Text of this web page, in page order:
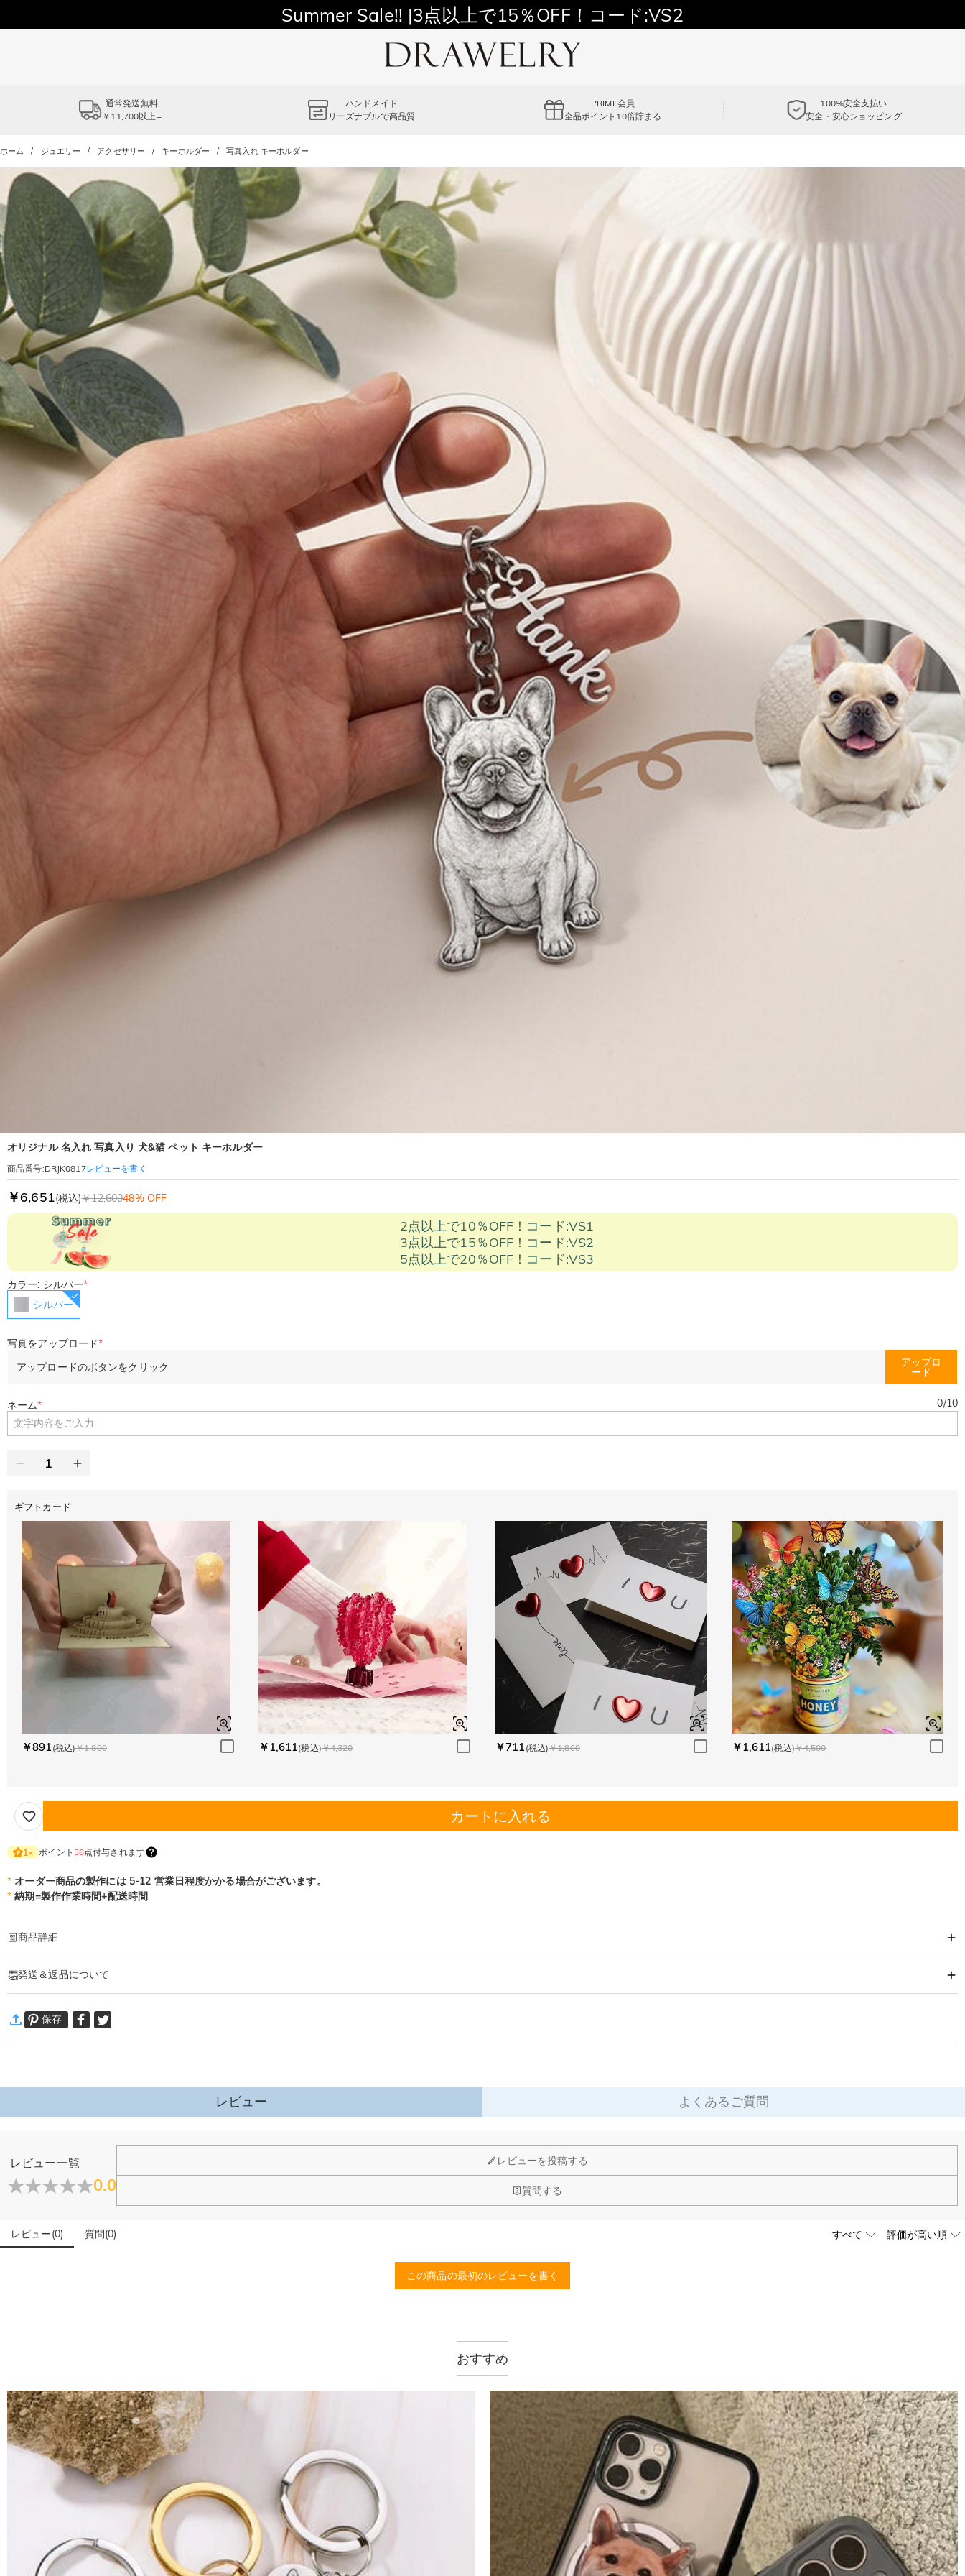
11,700円以上通常配送無料！
Summer Sale!! |3点以上で15％OFF！コード:VS2
通常発送無料
￥11,700以上+
ハンドメイド
リーズナブルで高品質
PRIME会員
全品ポイント10倍貯まる
100%安全支払い
安全・安心ショッピング
ホーム ジュエリー アクセサリー キーホルダー 写真入れ キーホルダー
オリジナル 名入れ 写真入り 犬&猫 ペット キーホルダー
商品番号:DRJK0817レビューを書く
￥6,651(税込)￥12,60048% OFF
2点以上で10％OFF！コード:VS1
3点以上で15％OFF！コード:VS2
5点以上で20％OFF！コード:VS3
カラー: シルバー*
シルバー
写真をアップロード*
アップロードのボタンをクリック
アップロ
ード
ネーム* 0/10
ギフトカード
￥891 (税込)￥1,800 ￥1,611(税込)￥4,320 ￥711 (税込)￥1,800 ￥1,611(税込)￥4,500
カートに入れる
1× ポイント 36点付与されます
* オーダー商品の製作には 5-12 営業日程度かかる場合がございます。
* 納期=製作作業時間+配送時間
商品詳細
「大切な写真をいつも持ち歩きたい」
「写真入りのキーホルダもデザインこだわったものが欲しい」
お名前も刻印出来るプレゼント、ギフトに最適なキーホルダーです。
発送＆返品について
通常配送: 5-9営業日
詳細はこちら
詳細はこちら
保存
レビュー よくあるご質問
レビュー一覧
0.0
レビューを投稿する
質問する
レビュー(0) 質問(0)
この商品の最初のレビューを書く
ジュエリーについて
店頭や実店舗とかありますか？
店舗に費やす家賃や保険、人的労力等のコストを節約して、商品自身が値下げできるために、現在はオンラインストアのみ運営しております。
輝きと高い硬度を誇る最高級品質グレード5Aのキューピッドジルコニアを使用しており、その中でも専門の職人によるカットを施し、最上級位のスーパーキュービックジルコニアとなります。
こちらの商品を身に付けると、肌が緑色に変色しますか？
納期=製作作業時間+配送時間 受注製作品のため、ご入金を確認してから制作となります。大量生産品ではなく、一つ一つ手でお作りしており、予定作業時間は商品ページに記載しております。そしてご購
配送についてまでご確認ください。.
ご注文の納品書・領収書といった明細書は商品に同梱しておりません。領収書発行をご希望の場合は、ご注文明細をメールにてご確認ください。
商品を海外へ直接発送することは可能でしょうか。
はい、対応可能です。海外配送をご希望の場合は、カスタマーサポートまで詳しい海外配送先情報をお送りください。配送先の国・地域によって送料が異なります。また、海外配送の際は受取人様に関税
が発生する場合がございます。
返品・交換はできますか？
お客様が商品受け取り後、60日以内の未使用品の返品は可能です。受注生産品のため、返品は50%の返品手数料(材料費)が発生致します。詳細は キャンセル/返品についてまでご確認ください。.
注文＆支払いについて
注文後に注文の内容を変更できますか？
もし注文確認メールをご確認後、注文内容に間違いでもありましたら、至急カスタマーサポート【Eメール：service@drawelry.jp】までご連絡ください。ご連絡頂く時に注文番号もお送りください。
Drawelryからのメールが届きません。
Drawelryからのメールが届いていない場合、次の可能性が考えられます。原因①迷惑メールフォルダに移動されている。解決策：迷惑メールフォルダに届いているDrawelryからのメールを迷惑メールでな
支払方法は何がありますか？
おすすめ